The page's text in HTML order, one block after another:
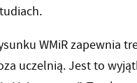
WMiR zapewnia
uczelnią. Jest to